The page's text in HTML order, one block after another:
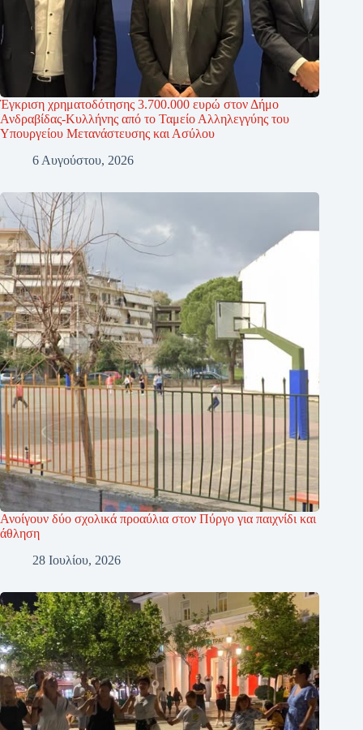
Έγκριση χρηματοδότησης 3.700.000 ευρώ στον Δήμο
Ανδραβίδας-Κυλλήνης από το Ταμείο Αλληλεγγύης του
Υπουργείου Μετανάστευσης και Ασύλου
6 Αυγούστου, 2026
Ανοίγουν δύο σχολικά προαύλια στον Πύργο για παιχνίδι και
άθληση
28 Ιουλίου, 2026